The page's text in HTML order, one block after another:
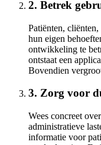
2. Betrek
Patiënten,
hun eigen
ontwikkeling te
ontstaat een
Bovendien
3. Zorg voor
Wees concreet
administratieve
informatie voor